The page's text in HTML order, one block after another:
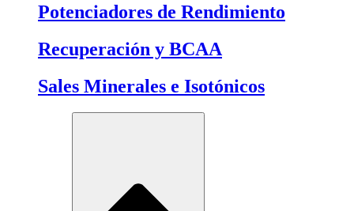
Potenciadores de Rendimiento
Recuperación y BCAA
Sales Minerales e Isotónicos